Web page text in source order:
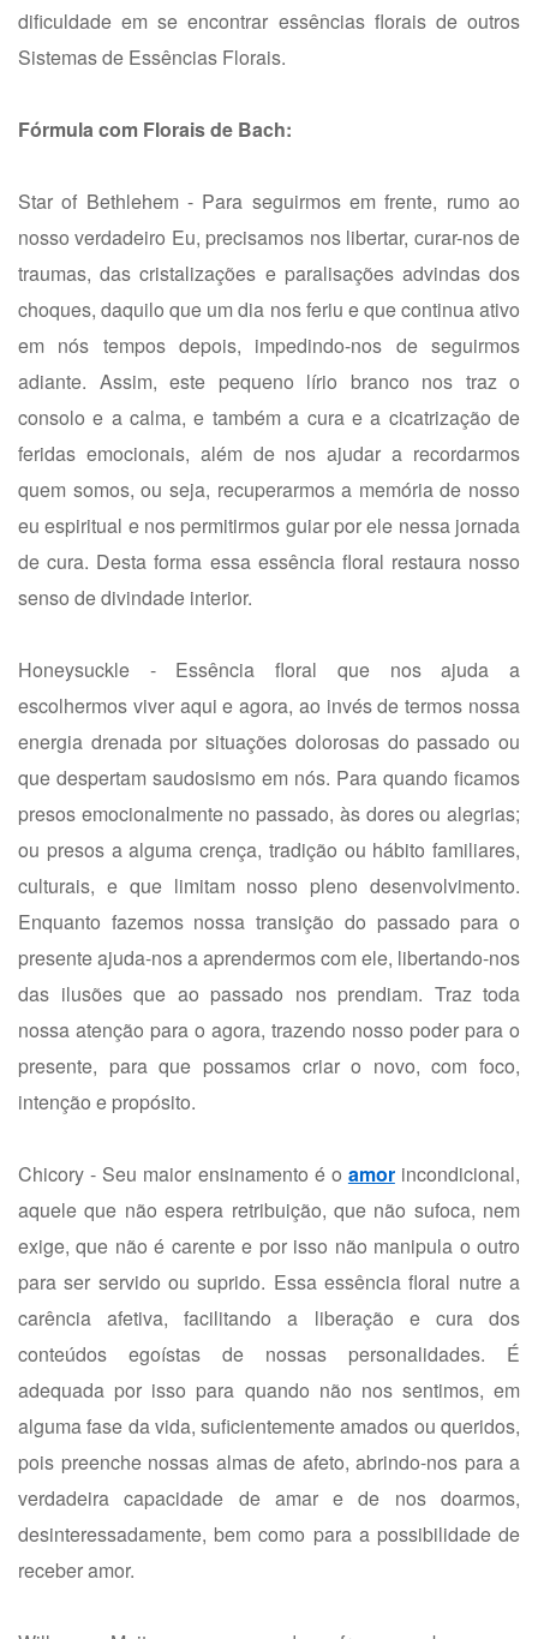
dificuldade em se encontrar essências florais de outros
Sistemas de Essências Florais.
Fórmula com Florais de Bach:
Star of Bethlehem - Para seguirmos em frente, rumo ao
nosso verdadeiro Eu, precisamos nos libertar, curar-nos de
traumas, das cristalizações e paralisações advindas dos
choques, daquilo que um dia nos feriu e que continua ativo
em nós tempos depois, impedindo-nos de seguirmos
adiante. Assim, este pequeno lírio branco nos traz o
consolo e a calma, e também a cura e a cicatrização de
feridas emocionais, além de nos ajudar a recordarmos
quem somos, ou seja, recuperarmos a memória de nosso
eu espiritual e nos permitirmos guiar por ele nessa jornada
de cura. Desta forma essa essência floral restaura nosso
senso de divindade interior.
Honeysuckle - Essência floral que nos ajuda a
escolhermos viver aqui e agora, ao invés de termos nossa
energia drenada por situações dolorosas do passado ou
que despertam saudosismo em nós. Para quando ficamos
presos emocionalmente no passado, às dores ou alegrias;
ou presos a alguma crença, tradição ou hábito familiares,
culturais, e que limitam nosso pleno desenvolvimento.
Enquanto fazemos nossa transição do passado para o
presente ajuda-nos a aprendermos com ele, libertando-nos
das ilusões que ao passado nos prendiam. Traz toda
nossa atenção para o agora, trazendo nosso poder para o
presente, para que possamos criar o novo, com foco,
intenção e propósito.
Chicory - Seu maior ensinamento é o amorincondicional,
aquele que não espera retribuição, que não sufoca, nem
exige, que não é carente e por isso não manipula o outro
para ser servido ou suprido. Essa essência floral nutre a
carência afetiva, facilitando a liberação e cura dos
conteúdos egoístas de nossas personalidades. É
adequada por isso para quando não nos sentimos, em
alguma fase da vida, suficientemente amados ou queridos,
pois preenche nossas almas de afeto, abrindo-nos para a
verdadeira capacidade de amar e de nos doarmos,
desinteressadamente, bem como para a possibilidade de
receber amor.